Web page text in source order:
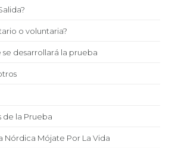
o voluntaria?
desarrollará la prueba
de la Prueba
Nórdica Mójate Por La Vida